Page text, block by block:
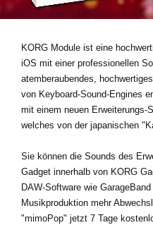
Social Media
Über KORG
KORG Module ist eine
iOS mit einer professionellen
atemberaubendes,
von Keyboard-Sound-Engines
mit einem neuen Erweiterungs-
welches von der japanischen
Sie können die Sounds des
Gadget innerhalb von KORG
DAW-Software wie
Musikproduktion mehr
"mimoPop" jetzt 7 Tage